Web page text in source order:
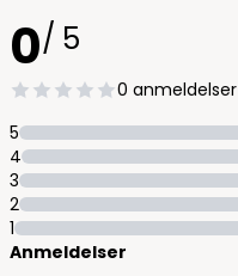
0/ 5
0 anmeldelser
5
4
3
2
1
Anmeldelser